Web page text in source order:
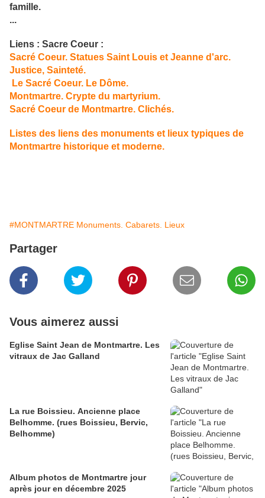
famille.
...
Liens : Sacre Coeur :
Sacré Coeur. Statues Saint Louis et Jeanne d'arc.
Justice, Sainteté.
Le Sacré Coeur. Le Dôme.
Montmartre. Crypte du martyrium.
Sacré Coeur de Montmartre. Clichés.
Listes des liens des monuments et lieux typiques de
Montmartre historique et moderne.
#MONTMARTRE Monuments. Cabarets. Lieux
Partager
Vous aimerez aussi
Eglise Saint Jean de Montmartre. Les
vitraux de Jac Galland
La rue Boissieu. Ancienne place
Belhomme. (rues Boissieu, Bervic,
Belhomme)
Album photos de Montmartre jour
après jour en décembre 2025